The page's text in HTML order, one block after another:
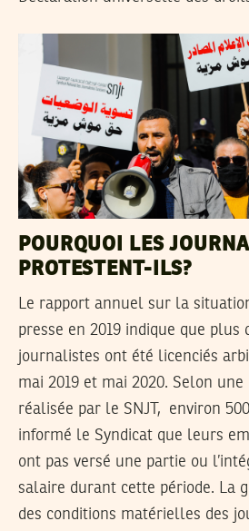
POURQUOI LES
PROTESTENT-ILS?
Le rapport annuel sur la
presse en 2019 indique que plus
journalistes ont été licenciés
mai 2019 et mai 2020. Selon
réalisée par le SNJT, environ
informé le Syndicat que leurs
ont pas versé une partie ou
salaire durant cette période. La
des conditions matérielles des